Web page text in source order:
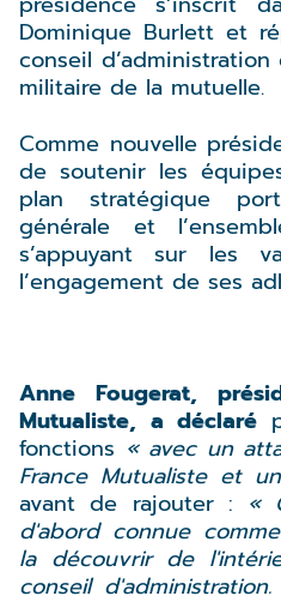
Dominique Burlett et
conseil
militaire de la mutuelle.
Comme nouvelle
de soutenir les
plan stratégique
générale et
s’appuyant sur les
l’engagement de ses
Anne Fougerat,
Mutualiste, a déclaré
fonctions « avec un
France Mutualiste et
avant de rajouter : «
d'abord connue
la découvrir de
conseil